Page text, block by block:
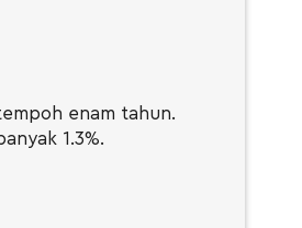
enam tahun.
1.3%.